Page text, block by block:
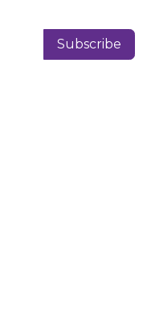
Subscribe